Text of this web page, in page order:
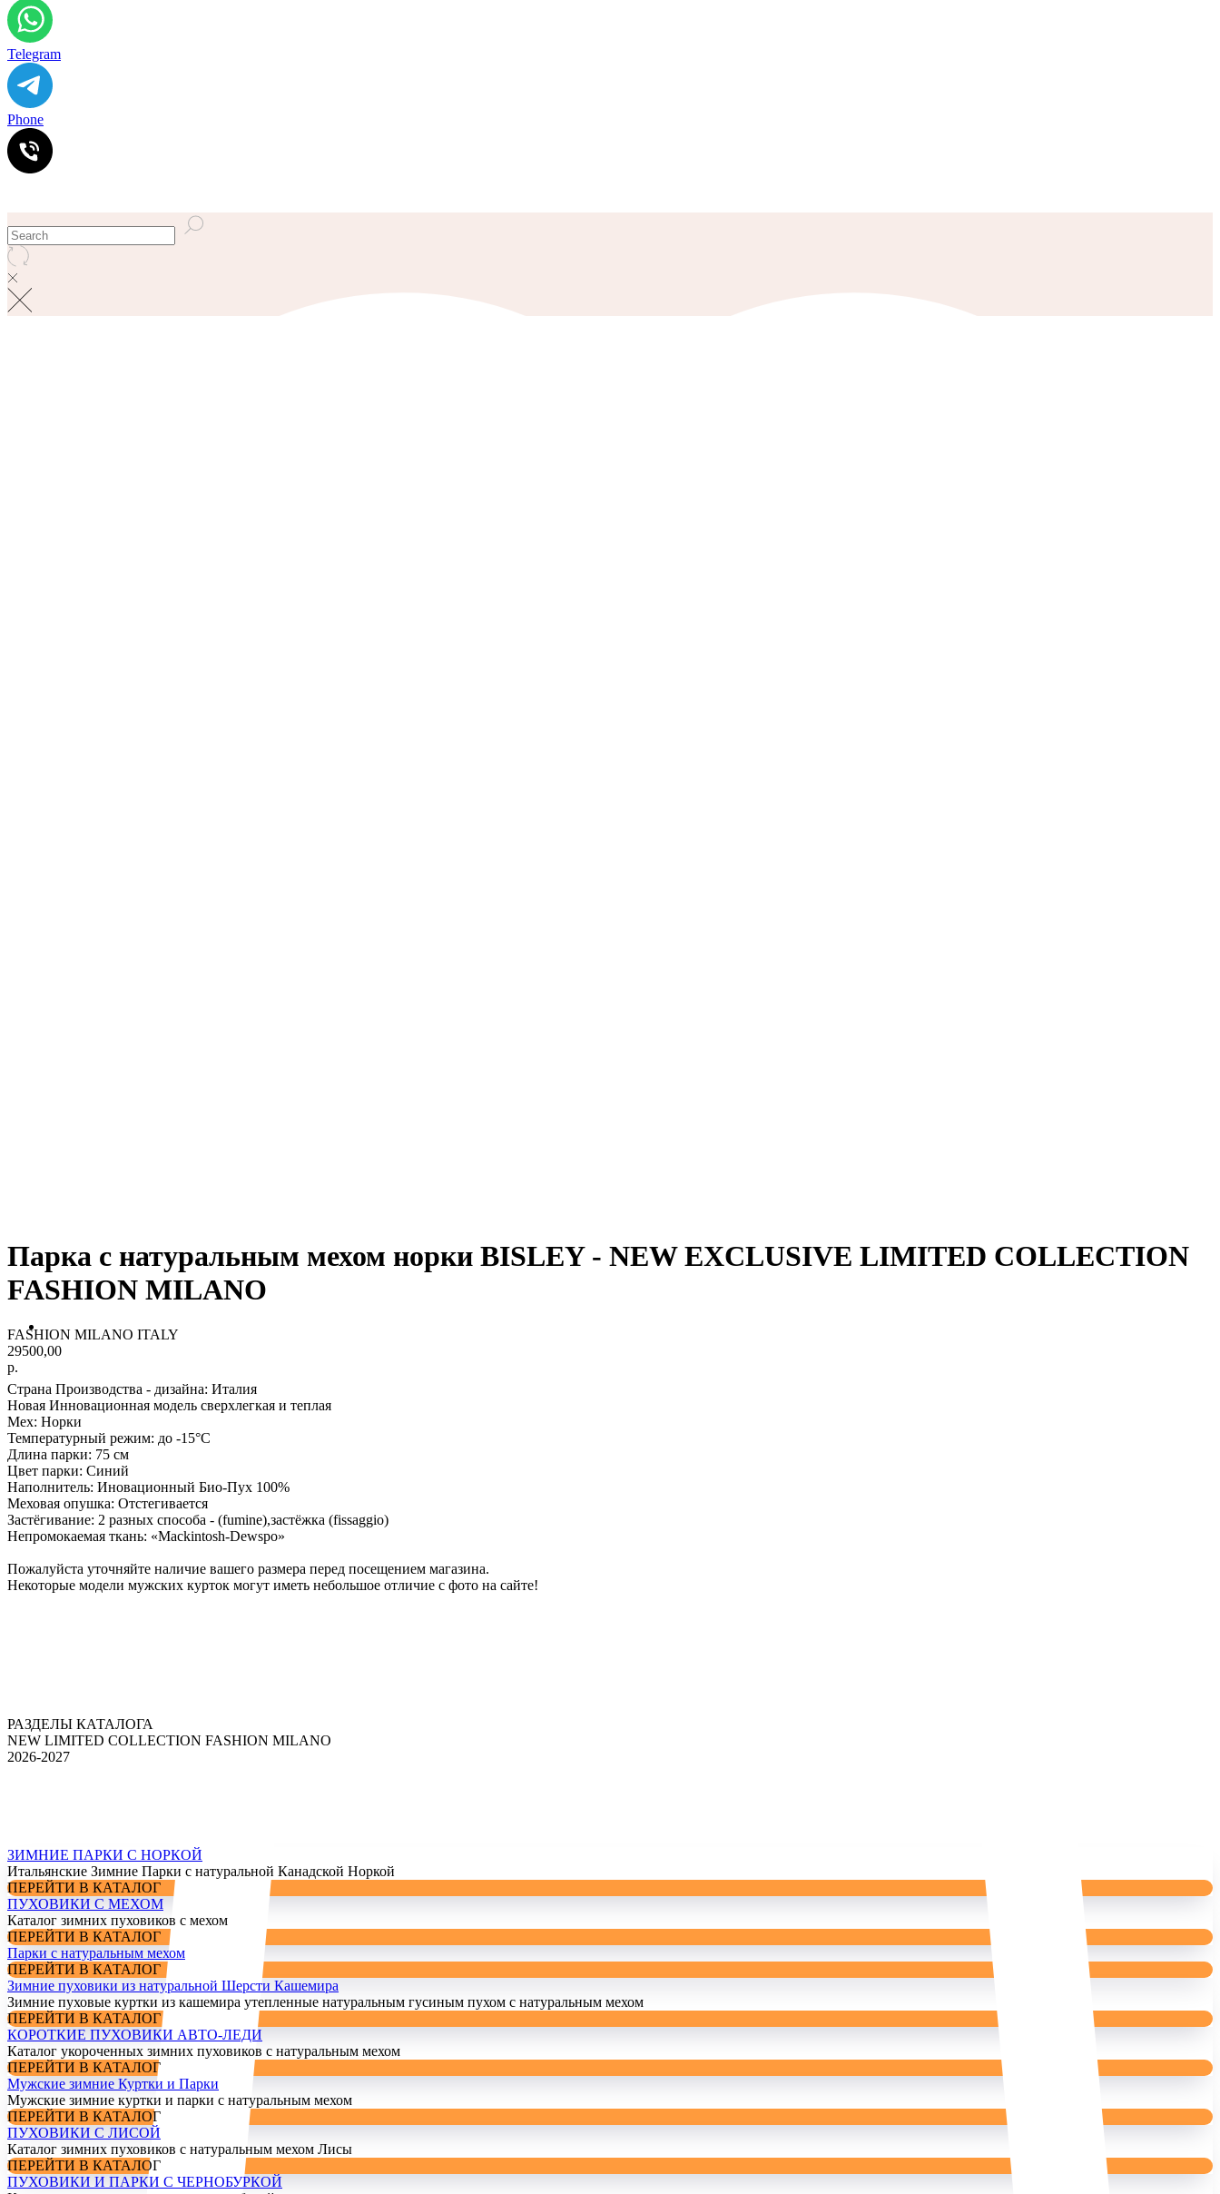
Telegram
Phone
Парка с натуральным мехом норки BISLEY - NEW EXCLUSIVE LIMITED COLLECTION
FASHION MILANO
FASHION MILANO ITALY
29500,00
р.
Страна Производства - дизайна: Италия
Новая Инновационная модель сверхлегкая и теплая
Мех: Норки
Температурный режим: до -15°С
Длина парки: 75 см
Цвет парки: Синий
Наполнитель: Иновационный Био-Пух 100%
Меховая опушка: Отстегивается
Застёгивание: 2 разных способа - (fumine),застёжка (fissaggio)
Непромокаемая ткань: «Mackintosh-Dewspo»
Пожалуйста уточняйте наличие вашего размера перед посещением магазина.
Некоторые модели мужских курток могут иметь небольшое отличие с фото на сайте!
РАЗДЕЛЫ КАТАЛОГА
NEW LIMITED COLLECTION FASHION MILANO
2026-2027
ЗИМНИЕ ПАРКИ С НОРКОЙ
Итальянские Зимние Парки с натуральной Канадской Норкой
ПЕРЕЙТИ В КАТАЛОГ
ПУХОВИКИ С МЕХОМ
Каталог зимних пуховиков с мехом
ПЕРЕЙТИ В КАТАЛОГ
Парки с натуральным мехом
ПЕРЕЙТИ В КАТАЛОГ
Зимние пуховики из натуральной Шерсти Кашемира
Зимние пуховые куртки из кашемира утепленные натуральным гусиным пухом с натуральным мехом
ПЕРЕЙТИ В КАТАЛОГ
КОРОТКИЕ ПУХОВИКИ АВТО-ЛЕДИ
Каталог укороченных зимних пуховиков с натуральным мехом
ПЕРЕЙТИ В КАТАЛОГ
Мужские зимние Куртки и Парки
Мужские зимние куртки и парки с натуральным мехом
ПЕРЕЙТИ В КАТАЛОГ
ПУХОВИКИ С ЛИСОЙ
Каталог зимних пуховиков с натуральным мехом Лисы
ПЕРЕЙТИ В КАТАЛОГ
ПУХОВИКИ И ПАРКИ С ЧЕРНОБУРКОЙ